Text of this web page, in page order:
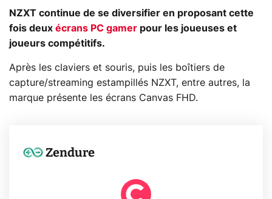
NZXT continue de se diversifier en proposant cette
fois deux écrans PC gamer pour les joueuses et
joueurs compétitifs.
Après les claviers et souris, puis les boîtiers de
capture/streaming estampillés NZXT, entre autres, la
marque présente les écrans Canvas FHD.
Zendure